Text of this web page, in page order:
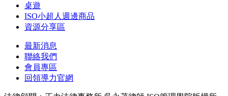
桌遊
ISO小超人週邊商品
資源分享區
最新消息
聯絡我們
會員專區
回領導力官網